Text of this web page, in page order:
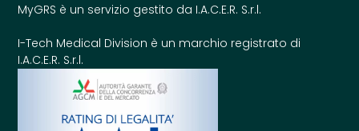
MyGRS è un servizio gestito da I.A.C.E.R. S.r.l.
I-Tech Medical Division è un marchio registrato di
I.A.C.E.R. S.r.l.